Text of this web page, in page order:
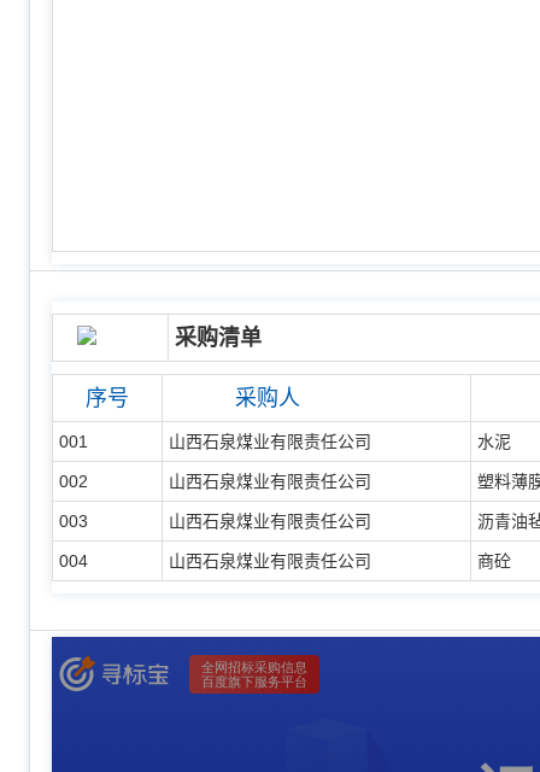
采购清单
序号 采购人
001 山西石泉煤业有限责任公司 水泥
002 山西石泉煤业有限责任公司 塑料薄
003 山西石泉煤业有限责任公司 沥青油
004 山西石泉煤业有限责任公司 商砼